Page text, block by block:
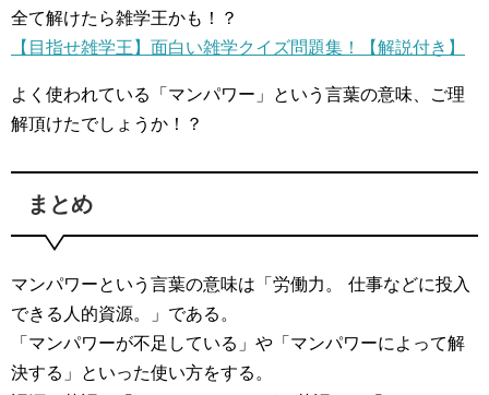
全て解けたら雑学王かも！？
【目指せ雑学王】面白い雑学クイズ問題集！【解説付き】
よく使われている「マンパワー」という言葉の意味、ご理
解頂けたでしょうか！？
まとめ
マンパワーという言葉の意味は「労働力。 仕事などに投入
できる人的資源。」である。
「マンパワーが不足している」や「マンパワーによって解
決する」といった使い方をする。